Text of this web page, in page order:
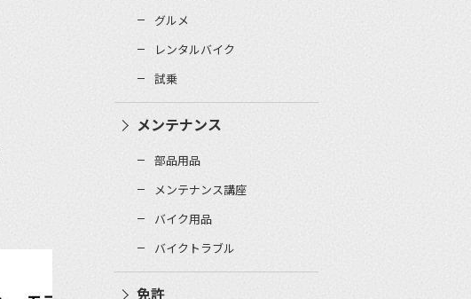
グルメ
レンタルバイク
試乗
メンテナンス
部品用品
メンテナンス講座
バイク用品
バイクトラブル
免許